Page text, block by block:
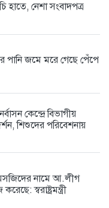
ঝড়, দলীয় কর্মীদের...
হাতে, নেশা সংবাদপত্র
পানি জমে মরে গেছে পেঁপে
কেন্দ্রে বিভাগীয়
শিশুদের পরিবেশনায়
নামে আ.লীগ
স্বরাষ্ট্রমন্ত্রী